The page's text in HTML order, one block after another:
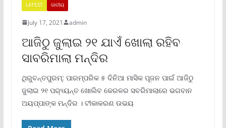
LATEST ଜାତୀୟ
July 17, 2021 admin
ଆଜିଠୁ ଜୁଲାଇ ୨୧ ଯାଏଁ ଖୋଲା ରହିବ
ସାବରିମାଲା ମନ୍ଦିର
ଥିରୁବନ୍ତପୁରମ୍‌: ପାରମ୍ପରିକ ୫ ଦିନିଆ ମାସିକ ପୂଜନ ପାଇଁ ଆଜିଠୁ
ଜୁଲାଇ ୨୧ ପର‌୍ୟ୍ୟନ୍ତ ଖୋଲିବ କେରଳର ସବରିମାଲାରେ ଭଗବାନ
ଅୟପ୍ପାଙ୍କ ମନ୍ଦିର । ଟୀକାକରଣ ଉଭୟ